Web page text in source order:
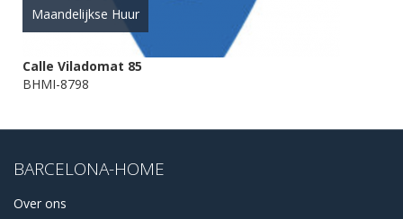
Maandelijkse Huur
Calle Viladomat 85
BHMI-8798
BARCELONA-HOME
Over ons